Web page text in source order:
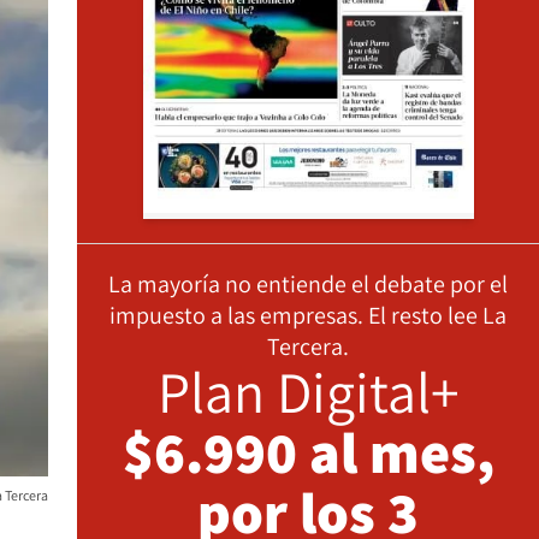
Tercera
La mayoría no entiende el debate por el
impuesto a las empresas. El resto lee La
Tercera.
Plan Digital+
$6.990 al mes,
por los 3